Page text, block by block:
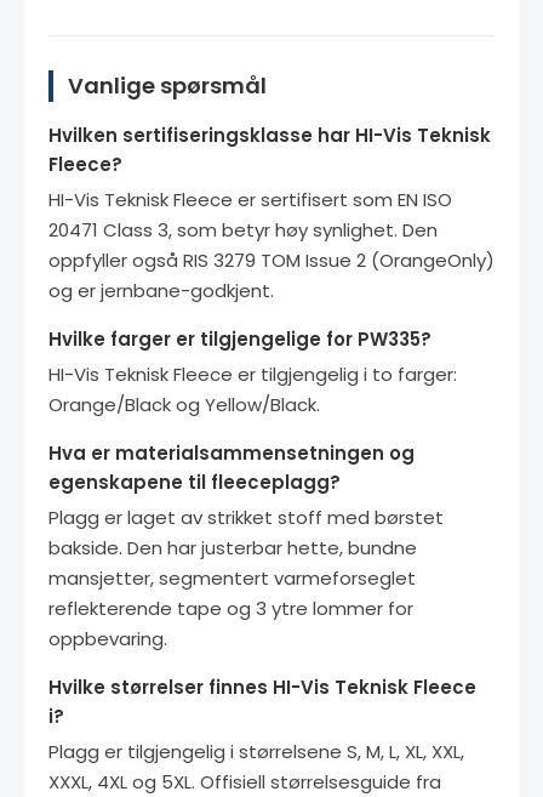
Vanlige spørsmål
Hvilken sertifiseringsklasse har HI-Vis Teknisk
Fleece?
HI-Vis Teknisk Fleece er sertifisert som EN ISO
20471 Class 3, som betyr høy synlighet. Den
oppfyller også RIS 3279 TOM Issue 2 (OrangeOnly)
og er jernbane-godkjent.
Hvilke farger er tilgjengelige for PW335?
HI-Vis Teknisk Fleece er tilgjengelig i to farger:
Orange/Black og Yellow/Black.
Hva er materialsammensetningen og
egenskapene til fleeceplagg?
Plagg er laget av strikket stoff med børstet
bakside. Den har justerbar hette, bundne
mansjetter, segmentert varmeforseglet
reflekterende tape og 3 ytre lommer for
oppbevaring.
Hvilke størrelser finnes HI-Vis Teknisk Fleece
i?
Plagg er tilgjengelig i størrelsene S, M, L, XL, XXL,
XXXL, 4XL og 5XL. Offisiell størrelsesguide fra